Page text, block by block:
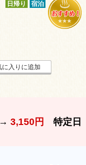
日帰り 宿泊
に入りに追加
3,150円
特定日